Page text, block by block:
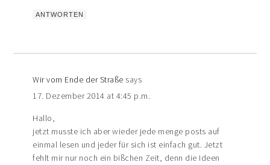
ANTWORTEN
Wir vom Ende der Straße says
17. Dezember 2014 at 4:45 p.m.
Hallo,
jetzt musste ich aber wieder jede menge posts auf
einmal lesen und jeder für sich ist einfach gut. Jetzt
fehlt mir nur noch ein bißchen Zeit, denn die Ideen